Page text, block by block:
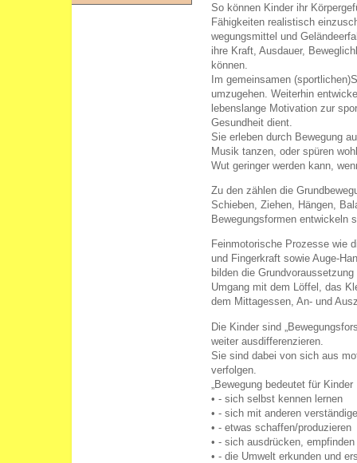
So können Kinder ihr
Fähigkeiten realistisch
wegungsmittel und
ihre Kraft, Ausdauer,
können.
Im gemeinsamen
umzugehen. Weiterhin
lebenslange Motivation zur
Gesundheit dient.
Sie erleben durch Bewegung
Musik tanzen, oder spüren
Wut geringer werden kann,
Zu den zählen die
Schieben, Ziehen, Hängen,
Bewegungsformen entwickeln
Feinmotorische Prozesse wie
und Fingerkraft sowie Auge-
bilden die
Umgang mit dem Löffel, das
dem Mittagessen, An- und
Die Kinder sind
weiter ausdifferenzieren.
Sie sind dabei von sich aus
verfolgen.
„Bewegung bedeutet für Kinder
• - sich selbst kennen lernen
• - sich mit anderen
• - etwas schaffen/produzieren
• - sich ausdrücken, empfinden
• - die Umwelt erkunden und